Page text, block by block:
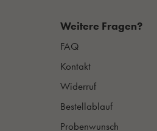
Weitere Fragen?
FAQ
Kontakt
Widerruf
Bestellablauf
Probenwunsch